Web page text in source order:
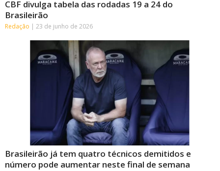
CBF divulga tabela das rodadas 19 a 24 do
Brasileirão
Redação 23 de junho de 2026
Brasileirão já tem quatro técnicos demitidos e
número pode aumentar neste final de semana